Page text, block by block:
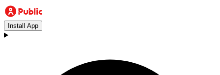
Install App